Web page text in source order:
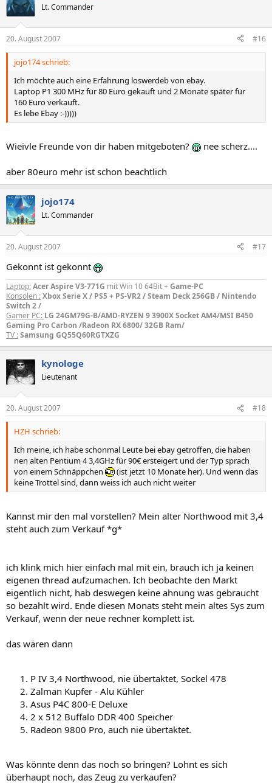
Lt. Commander
20. August 2007 #16
jojo174 schrieb:
Ich möchte auch eine Erfahrung loswerdeb von ebay.
Laptop P1 300 MHz für 80 Euro gekauft und 2 Monate später für
160 Euro verkauft.
Es lebe Ebay :-)))))
Wieivle Freunde von dir haben mitgeboten? nee scherz....
aber 80euro mehr ist schon beachtlich
jojo174
Lt. Commander
20. August 2007 #17
Gekonnt ist gekonnt
Laptop:Acer Aspire V3-771G mit Win 10 64Bit +Game-PC
Konsolen :Xbox Serie X / PS5 + PS-VR2 / Steam Deck 256GB / Nintendo
Switch 2 /
Gamer PC: LG 24GM79G-B/AMD-RYZEN 9 3900X Socket AM4/MSI B450
Gaming Pro Carbon /Radeon RX 6800/ 32GB Ram/
TV :Samsung GQ55Q60RGTXZG
kynologe
Lieutenant
20. August 2007 #18
HZH schrieb:
Ich meine, ich habe schonmal Leute bei ebay getroffen, die haben
nen alten Pentium 4 3,4GHz für 90€ ersteigert und der Typ sprach
von einem Schnäppchen
(ist jetzt 10 Monate her). Und wenn das
keine Trottel sind, dann weiss ich auch nicht weiter
Kannst mir den mal vorstellen? Mein alter Northwood mit 3,4
steht auch zum Verkauf *g*
ich klink mich hier einfach mal mit ein, brauch ich ja keinen
eigenen thread aufzumachen. Ich beobachte den Markt
eigentlich nicht, hab deswegen keine ahnung was gebraucht
so bezahlt wird. Ende diesen Monats steht mein altes Sys zum
Verkauf, wenn der neue rechner komplett ist.
das wären dann
P IV 3,4 Northwood, nie übertaktet, Sockel 478
Zalman Kupfer - Alu Kühler
Asus P4C 800-E Deluxe
2 x 512 Buffalo DDR 400 Speicher
Radeon 9800 Pro, auch nie übertaktet.
Was könnte denn das noch so bringen? Lohnt es sich
überhaupt noch, das Zeug zu verkaufen?